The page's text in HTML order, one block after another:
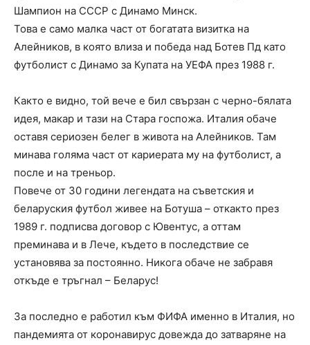
Шампион на СССР с Динамо Минск.
Това е само малка част от богатата визитка на
Алейников, в която влиза и победа над Ботев Пд като
футболист с Динамо за Купата на УЕФА през 1988 г.
Както е видно, той вече е бил свързан с черно-бялата
идея, макар и тази на Стара госпожа. Италия обаче
оставя сериозен белег в живота на Алейников. Там
минава голяма част от кариерата му на футболист, а
после и на треньор.
Повече от 30 години легендата на съветския и
беларуския футбол живее на Ботуша – откакто през
1989 г. подписва договор с Ювентус, а оттам
преминава и в Лече, където в последствие се
установява за постоянно. Никога обаче не забравя
откъде е тръгнал – Беларус!
За последно е работил към ФИФА именно в Италия, но
пандемията от коронавирус довежда до затваряне на